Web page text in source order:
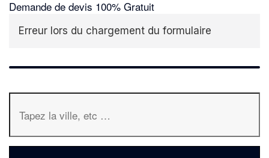
Demande de devis 100% Gratuit
Erreur lors du chargement du formulaire